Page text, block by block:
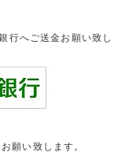
行へご送金お願い致し
願い致します。